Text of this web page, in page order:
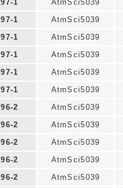
97-1
AtmSci5039
97-1
AtmSci5039
97-1
AtmSci5039
97-1
AtmSci5039
97-1
AtmSci5039
97-1
AtmSci5039
96-2
AtmSci5039
96-2
AtmSci5039
96-2
AtmSci5039
96-2
AtmSci5039
96-2
AtmSci5039